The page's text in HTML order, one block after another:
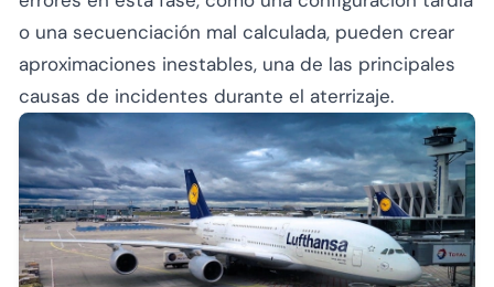
o una secuenciación mal calculada, pueden crear
aproximaciones inestables, una de las principales
causas de incidentes durante el aterrizaje.